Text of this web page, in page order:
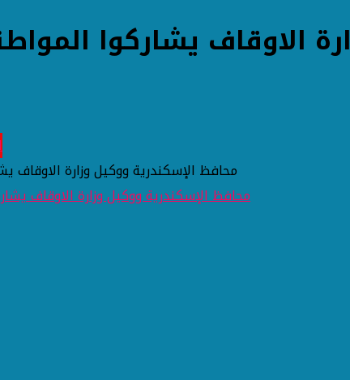
الاوقاف يشاركوا
محافظ الإسكندرية ووكيل وزارة الاوقاف